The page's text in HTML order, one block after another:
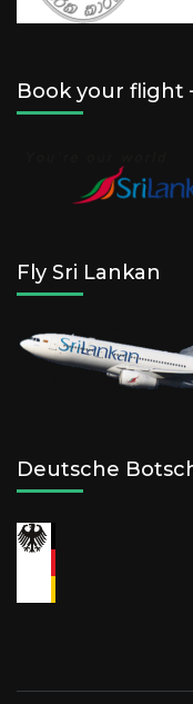
Book your flight
Fly Sri Lankan
Deutsche